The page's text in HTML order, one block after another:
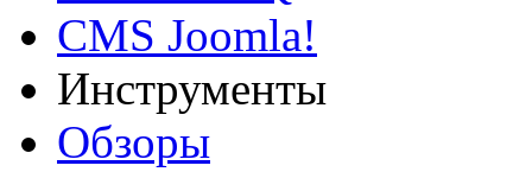
CMS Joomla!
Инструменты
Обзоры